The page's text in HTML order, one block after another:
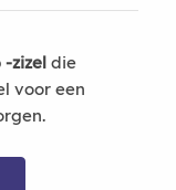
-zizeldie
voor een